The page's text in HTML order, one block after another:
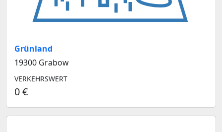
Grünland
19300 Grabow
VERKEHRSWERT
0 €